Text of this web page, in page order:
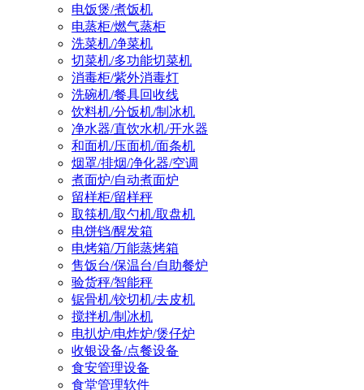
电饭煲/煮饭机
电蒸柜/燃气蒸柜
洗菜机/净菜机
切菜机/多功能切菜机
消毒柜/紫外消毒灯
洗碗机/餐具回收线
饮料机/分饭机/制冰机
净水器/直饮水机/开水器
和面机/压面机/面条机
烟罩/排烟/净化器/空调
煮面炉/自动煮面炉
留样柜/留样秤
取筷机/取勺机/取盘机
电饼铛/醒发箱
电烤箱/万能蒸烤箱
售饭台/保温台/自助餐炉
验货秤/智能秤
锯骨机/铰切机/去皮机
搅拌机/制冰机
电扒炉/电炸炉/煲仔炉
收银设备/点餐设备
食安管理设备
食堂管理软件